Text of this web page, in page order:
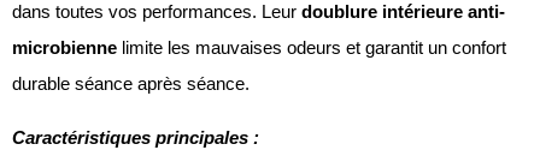
dans toutes vos performances. Leur doublure intérieure anti-
microbienne limite les mauvaises odeurs et garantit un confort
durable séance après séance.
Caractéristiques principales :